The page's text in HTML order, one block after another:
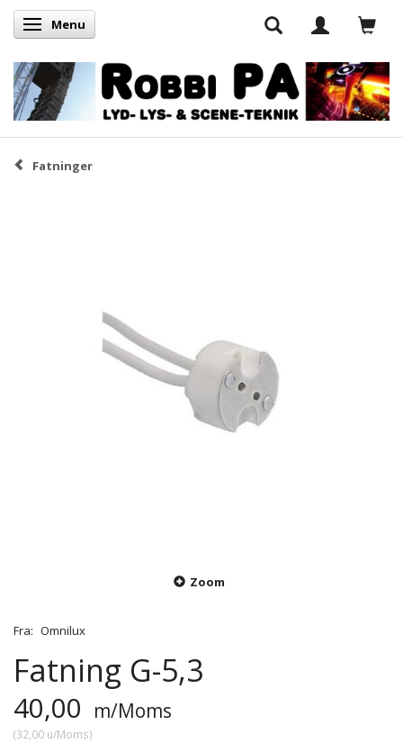
Skifte navigation
Menu
Fatninger
Zoom
Fra: Omnilux
Fatning G-5,3
40,00 m/Moms
(32,00 u/Moms)